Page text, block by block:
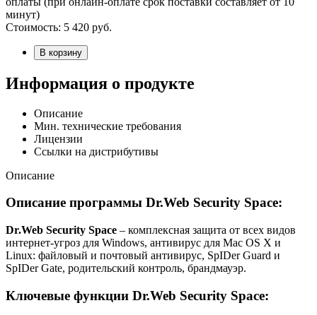
минут)
Стоимость: 5 420 руб.
В корзину
Информация о продукте
Описание
Мин. технические требования
Лицензии
Ссылки на дистрибутивы
Описание
Описание программы Dr.Web Security Space:
Dr.Web Security Space – комплексная защита от всех видов
интернет-угроз для Windows, антивирус для Mac OS X и
Linux: файловый и почтовый антивирус, SpIDer Guard и
SpIDer Gate, родительский контроль, брандмауэр.
Ключевые функции Dr.Web Security Space: